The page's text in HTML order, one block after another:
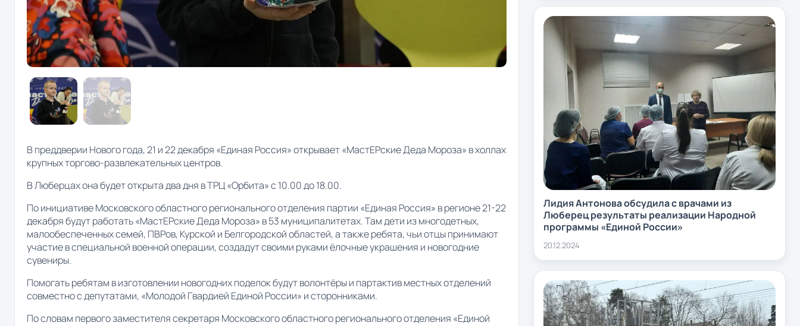
В преддверии Нового года, 21 и 22 декабря «Единая Россия» открывает «МастЕРские Деда Мороза» в холлах
крупных торгово-развлекательных центров.
В Люберцах она будет открыта два дня в ТРЦ «Орбита» с 10.00 до 18.00.
По инициативе Московского областного регионального отделения партии «Единая Россия» в регионе 21-22
декабря будут работать «МастЕРские Деда Мороза» в 53 муниципалитетах. Там дети из многодетных,
малообеспеченных семей, ПВРов, Курской и Белгородской областей, а также ребята, чьи отцы принимают
участие в специальной военной операции, создадут своими руками ёлочные украшения и новогодние
сувениры.
Помогать ребятам в изготовлении новогодних поделок будут волонтёры и партактив местных отделений
совместно с депутатами, «Молодой Гвардией Единой России» и сторонниками.
По словам первого заместителя секретаря Московского областного регионального отделения «Единой
Лидия Антонова обсудила с врачами из
Люберец результаты реализации Народной
программы «Единой России»
20.12.2024